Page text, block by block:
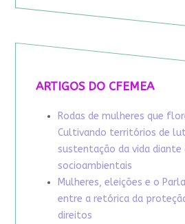
ARTIGOS DO CFEMEA
Rodas de mulheres que
Cultivando territórios de
sustentação da vida diante
socioambientais
Mulheres, eleições e o
entre a retórica da
direitos